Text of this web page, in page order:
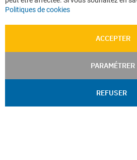
Politiques de cookies
ACCEPTER
PARAMÉTRER
REFUSER